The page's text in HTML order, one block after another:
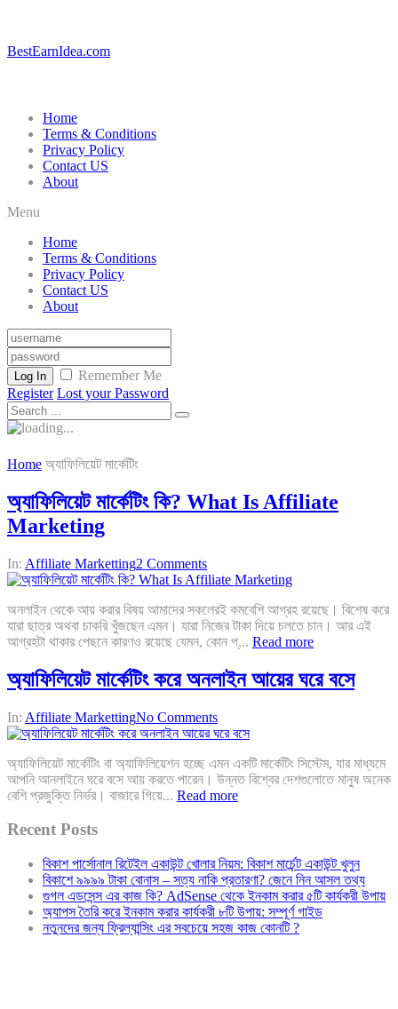
BestEarnIdea.com
Home
Terms & Conditions
Privacy Policy
Contact US
About
Menu
Home
Terms & Conditions
Privacy Policy
Contact US
About
Log In
Remember Me
Register Lost your Password
Home অ্যাফিলিয়েট মার্কেটিং
অ্যাফিলিয়েট মার্কেটিং কি? What Is Affiliate
Marketing
In: Affiliate Marketting2 Comments
অনলাইন থেকে আয় করার বিষয় আমাদের সকলেরই কমবেশি আগ্রহ রয়েছে। বিশেষ করে
যারা ছাত্র অথবা চাকরি খুঁজছেন এমন। যারা নিজের টাকা দিয়ে চলতে চান। আর এই
আগ্রহটা থাকার পেছনে কারণও রয়েছে যেমন, কোন প্... Read more
অ্যাফিলিয়েট মার্কেটিং করে অনলাইন আয়ের ঘরে বসে
In: Affiliate MarkettingNo Comments
অ্যাফিলিয়েট মার্কেটিং বা অ্যাফিলিয়েশন হচ্ছে এমন একটি মার্কেটিং সিস্টেম, যার মাধ্যমে
আপনি আনলাইনে ঘরে বসে আয় করতে পারেন। উন্নত বিশ্বের দেশগুলোতে মানুষ অনেক
বেশি প্রজুক্তি নির্ভর। বাজারে গিয়ে... Read more
Recent Posts
বিকাশ পার্সোনাল রিটেইল একাউন্ট খোলার নিয়ম: বিকাশ মার্চেন্ট একাউন্ট খুলুন
বিকাশে ৯৯৯৯ টাকা বোনাস – সত্য নাকি প্রতারণা? জেনে নিন আসল তথ্য
গুগল এডসেন্স এর কাজ কি? AdSense থেকে ইনকাম করার ৫টি কার্যকরী উপায়
অ্যাপস তৈরি করে ইনকাম করার কার্যকরী ৮টি উপায়: সম্পূর্ণ গাইড
নতুনদের জন্য ফ্রিল্যান্সিং এর সবচেয়ে সহজ কাজ কোনটি ?